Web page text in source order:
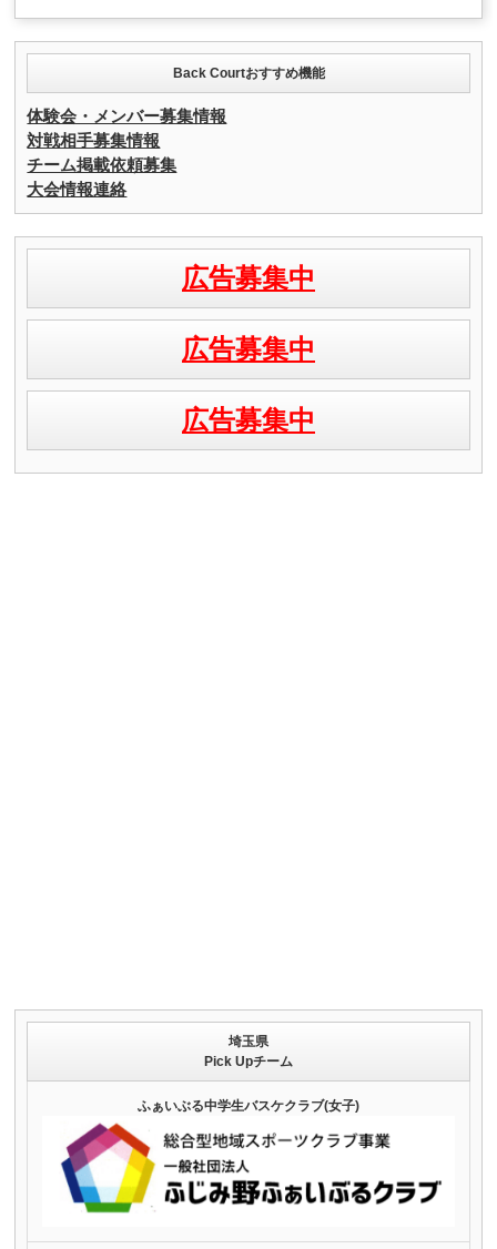
Back Courtおすすめ機能
体験会・メンバー募集情報
対戦相手募集情報
チーム掲載依頼募集
大会情報連絡
広告募集中
広告募集中
広告募集中
埼玉県
Pick Upチーム
ふぁいぶる中学生バスケクラブ(女子)